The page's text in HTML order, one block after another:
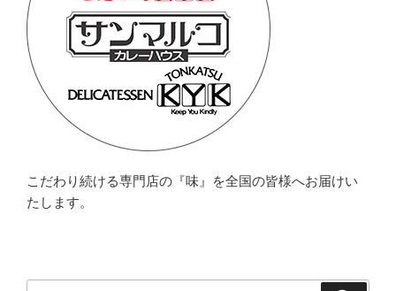
こだわり続ける専門店の『味』を全国の皆様へお届けい
たします。